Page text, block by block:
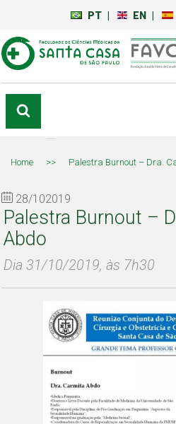
PT EN
Home >> Palestra Burnout – Dra.
28/102019
Palestra Burnout –
Abdo
Dia 31/10/2019, às 7h30